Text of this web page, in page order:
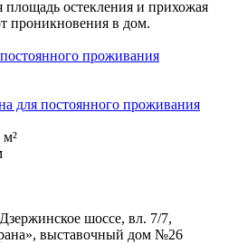
площадь остекления и прихожая
проникновения в дом.
проживания
шоссе, вл. 7/7,
выставочный дом №26